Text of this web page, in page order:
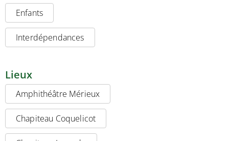
Enfants
Interdépendances
Lieux
Amphithéâtre Mérieux
Chapiteau Coquelicot